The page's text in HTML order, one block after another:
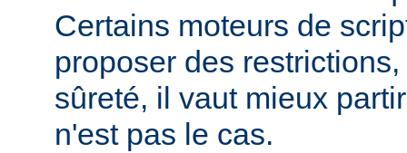
Certains moteurs de
proposer des
sûreté, il vaut mieux
n'est pas le cas.